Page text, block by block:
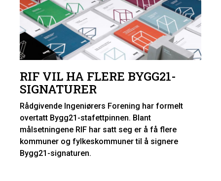
RIF VIL HA FLERE BYGG21-
SIGNATURER
Rådgivende Ingeniørers Forening har formelt
overtatt Bygg21-stafettpinnen. Blant
målsetningene RIF har satt seg er å få flere
kommuner og fylkeskommuner til å signere
Bygg21-signaturen.